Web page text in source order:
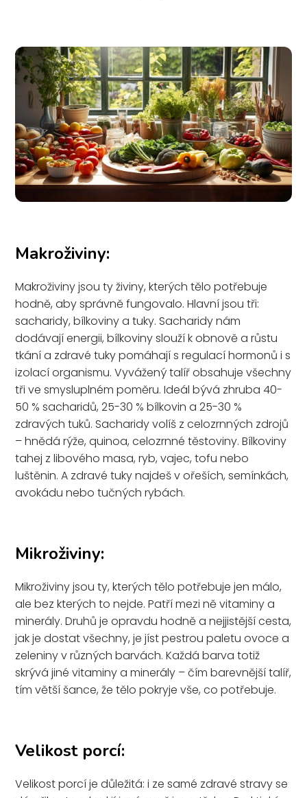
Makroživiny:
Makroživiny jsou ty živiny, kterých tělo potřebuje
hodně, aby správně fungovalo. Hlavní jsou tři:
sacharidy, bílkoviny a tuky. Sacharidy nám
dodávají energii, bílkoviny slouží k obnově a růstu
tkání a zdravé tuky pomáhají s regulací hormonů i s
izolací organismu. Vyvážený talíř obsahuje všechny
tři ve smysluplném poměru. Ideál bývá zhruba 40-
50 % sacharidů, 25-30 % bílkovin a 25-30 %
zdravých tuků. Sacharidy volíš z celozrnných zdrojů
– hnědá rýže, quinoa, celozrnné těstoviny. Bílkoviny
tahej z libového masa, ryb, vajec, tofu nebo
luštěnin. A zdravé tuky najdeš v ořeších, semínkách,
avokádu nebo tučných rybách.
Mikroživiny:
Mikroživiny jsou ty, kterých tělo potřebuje jen málo,
ale bez kterých to nejde. Patří mezi ně vitaminy a
minerály. Druhů je opravdu hodně a nejjistější cesta,
jak je dostat všechny, je jíst pestrou paletu ovoce a
zeleniny v různých barvách. Každá barva totiž
skrývá jiné vitaminy a minerály – čím barevnější talíř,
tím větší šance, že tělo pokryje vše, co potřebuje.
Velikost porcí:
Velikost porcí je důležitá: i ze samé zdravé stravy se